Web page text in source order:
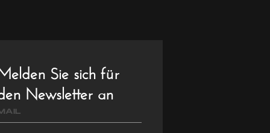
Sie sich für
Newsletter an